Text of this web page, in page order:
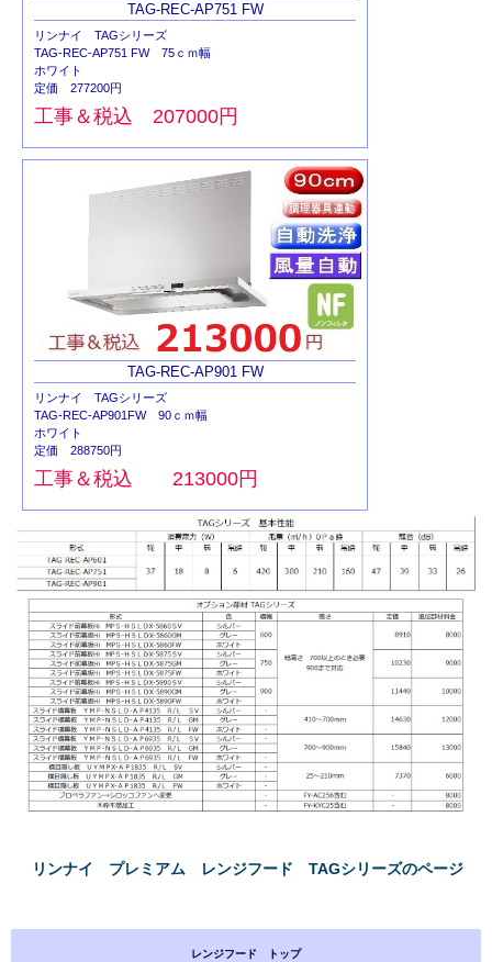
TAG-REC-AP751 FW
リンナイ TAGシリーズ
TAG-REC-AP751 FW 75ｃｍ幅
ホワイト
定価 277200円
工事＆税込 207000円
TAG-REC-AP901 FW
リンナイ TAGシリーズ
TAG-REC-AP901FW 90ｃｍ幅
ホワイト
定価 288750円
工事＆税込 213000円
リンナイ プレミアム レンジフード TAGシリーズのページ
レンジフード トップ